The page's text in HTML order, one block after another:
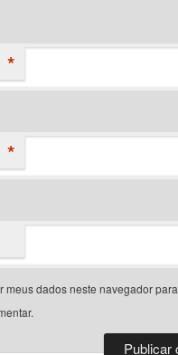
*
*
meus dados neste navegador